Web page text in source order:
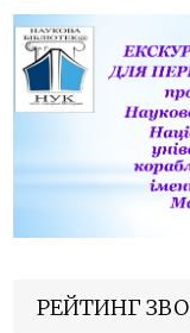
РЕЙТИНГ ЗВО